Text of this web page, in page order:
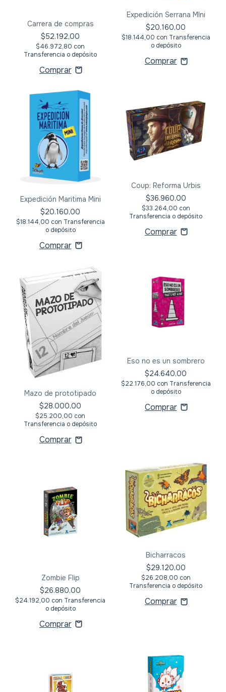
Carrera de compras
$52.192,00
$46.972,80 con
Transferencia o depósito
Expedición Serrana MIni
$20.160,00
$18.144,00 con Transferencia
o depósito
Expedición Maritima Mini
$20.160,00
$18.144,00 con Transferencia
o depósito
Coup: Reforma Urbis
$36.960,00
$33.264,00 con
Transferencia o depósito
Mazo de prototipado
$28.000,00
$25.200,00 con
Transferencia o depósito
Eso no es un sombrero
$24.640,00
$22.176,00 con Transferencia
o depósito
Zombie Flip
$26.880,00
$24.192,00 con Transferencia
o depósito
Bicharracos
$29.120,00
$26.208,00 con
Transferencia o depósito